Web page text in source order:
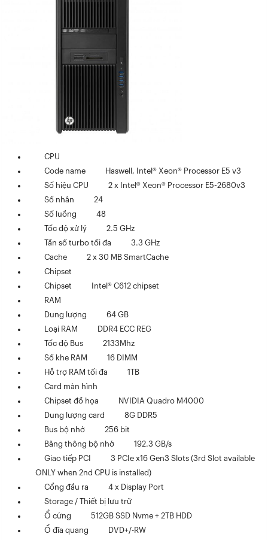
CPU
Code name
Haswell, Intel® Xeon® Processor E5 v3
Số hiệu CPU
2 x Intel® Xeon® Processor E5-2680v3
Số nhân
24
Số luồng
48
Tốc độ xử lý
2.5 GHz
Tần số turbo tối đa
3.3 GHz
Cache
2 x 30 MB SmartCache
Chipset
Chipset
Intel® C612 chipset
RAM
Dung lượng
64 GB
Loại RAM
DDR4 ECC REG
Tốc độ Bus
2133Mhz
Số khe RAM
16 DIMM
Hỗ trợ RAM tối đa
1TB
Card màn hình
Chipset đồ họa
NVIDIA Quadro M4000
Dung lượng card
8G DDR5
Bus bộ nhớ
256 bit
Băng thông bộ nhớ
192.3 GB/s
Giao tiếp PCI
3 PCIe x16 Gen3 Slots (3rd Slot available
ONLY when 2nd CPU is installed)
Cổng đầu ra
4 x Display Port
Storage / Thiết bị lưu trữ
Ổ cứng
512GB SSD Nvme + 2TB HDD
Ổ đĩa quang
DVD+/-RW